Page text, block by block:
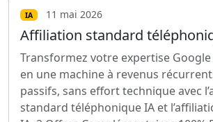
IA 11 mai 2026
Affiliation standard
Transformez votre expertise Google
en une machine à revenus
passifs, sans effort technique avec
standard téléphonique IA et